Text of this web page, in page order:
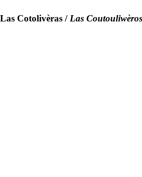
Las Cotolivèras /Las Coutouliwèros